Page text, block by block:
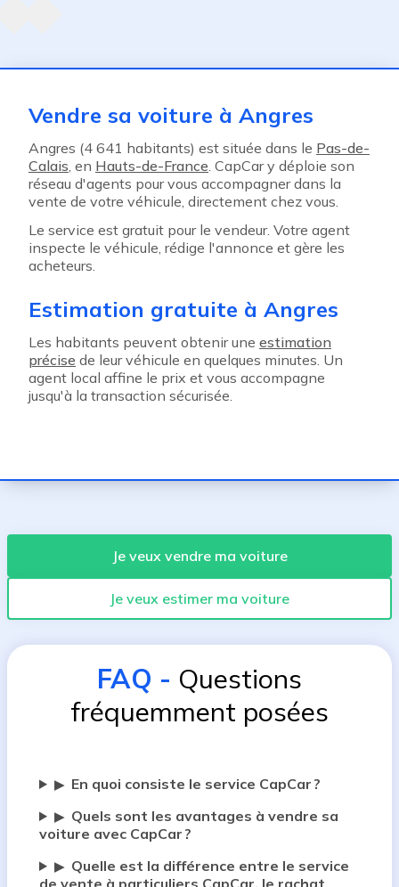
Vendre sa voiture à Angres
Angres (4 641 habitants) est située dans le Pas-de-
Calais, en Hauts-de-France. CapCar y déploie son
réseau d'agents pour vous accompagner dans la
vente de votre véhicule, directement chez vous.
Le service est gratuit pour le vendeur. Votre agent
inspecte le véhicule, rédige l'annonce et gère les
acheteurs.
Estimation gratuite à Angres
Les habitants peuvent obtenir une estimation
précise de leur véhicule en quelques minutes. Un
agent local affine le prix et vous accompagne
jusqu'à la transaction sécurisée.
Je veux vendre ma voiture
Je veux estimer ma voiture
FAQ - Questions
fréquemment posées
▶ En quoi consiste le service CapCar ?
▶ Quels sont les avantages à vendre sa
voiture avec CapCar ?
▶ Quelle est la différence entre le service
de vente à particuliers CapCar, le rachat